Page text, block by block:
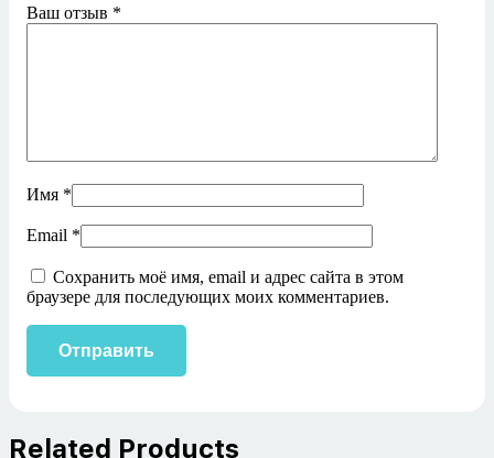
Ваш отзыв *
Имя *
Email *
Сохранить моё имя, email и адрес сайта в этом
браузере для последующих моих комментариев.
Related Products